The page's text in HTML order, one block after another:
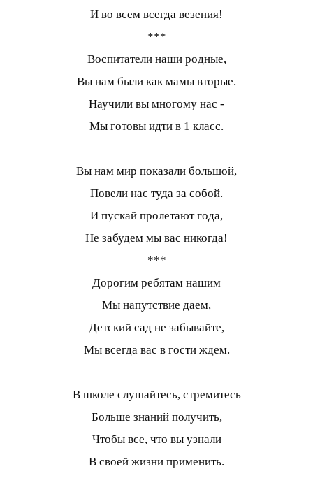
И во всем всегда везения!
***
Воспитатели наши родные,
Вы нам были как мамы вторые.
Научили вы многому нас -
Мы готовы идти в 1 класс.
Вы нам мир показали большой,
Повели нас туда за собой.
И пускай пролетают года,
Не забудем мы вас никогда!
***
Дорогим ребятам нашим
Мы напутствие даем,
Детский сад не забывайте,
Мы всегда вас в гости ждем.
В школе слушайтесь, стремитесь
Больше знаний получить,
Чтобы все, что вы узнали
В своей жизни применить.